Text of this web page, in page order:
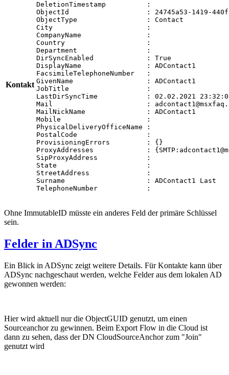
Kontakt
DeletionTimestamp          :
ObjectId                   : 24745a53-1419-440f-
ObjectType                 : Contact
City                       :
CompanyName                :
Country                    :
Department                 :
DirSyncEnabled             : True
DisplayName                : ADContact1
FacsimileTelephoneNumber   :
GivenName                  : ADContact1
JobTitle                   :
LastDirSyncTime            : 02.02.2021
Mail                       :
MailNickName               : ADContact1
Mobile                     :
PhysicalDeliveryOfficeName :
PostalCode                 :
ProvisioningErrors         : {}
ProxyAddresses             :
SipProxyAddress            :
State                      :
StreetAddress              :
Surname                    : ADContact1 Last
TelephoneNumber            :
Ohne ImmutableID müsste ein anderes Feld der primäre Schlüssel
sein.
Felder in ADSync
Ein Blick in ADSync zeigt weitere Details. Für Kontakte kann über
ADSync nachgeschaut werden, welche Felder aus dem lokalen AD
gewonnen werden:
Hier wird aktuell nur die ObjectGUID genutzt, um einen
Sourceanchor zu gewinnen. Beim Export Flow in die Cloud ist
dann zu sehen, dass der DN CloudSourceAnchor zum "Join"
genutzt wird